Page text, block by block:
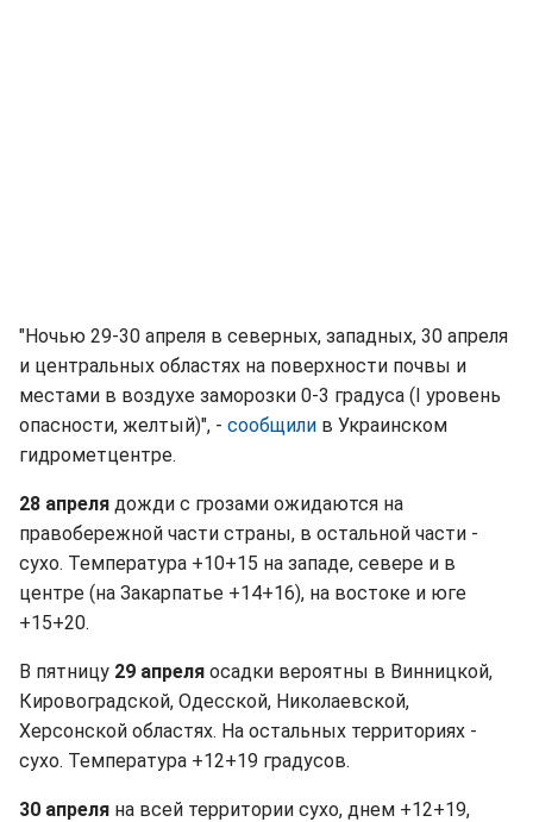
"Ночью 29-30 апреля в северных, западных, 30 апреля
и центральных областях на поверхности почвы и
местами в воздухе заморозки 0-3 градуса (I уровень
опасности, желтый)", - сообщили в Украинском
гидрометцентре.
28 апреля дожди с грозами ожидаются на
правобережной части страны, в остальной части -
сухо. Температура +10+15 на западе, севере и в
центре (на Закарпатье +14+16), на востоке и юге
+15+20.
В пятницу 29 апреля осадки вероятны в Винницкой,
Кировоградской, Одесской, Николаевской,
Херсонской областях. На остальных территориях -
сухо. Температура +12+19 градусов.
30 апреля на всей территории сухо, днем +12+19,